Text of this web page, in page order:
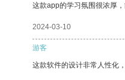
这款app的学习氛围很浓厚
2024-03-10
游客
这款软件的设计非常人性化